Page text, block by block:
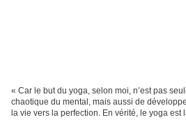
« Car le but du yoga, selon moi, n’est pas
chaotique du mental, mais aussi de
la vie vers la perfection. En vérité, le yoga